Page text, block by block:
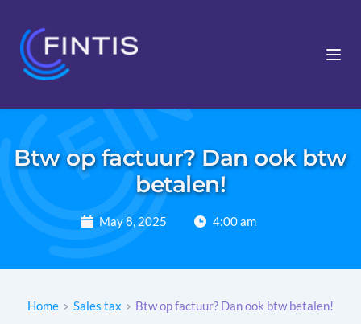
Btw op factuur? Dan ook btw
betalen!
May 8, 2025 4:00 am
Home Sales tax Btw op factuur? Dan ook btw betalen!